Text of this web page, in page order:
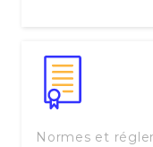
Normes et